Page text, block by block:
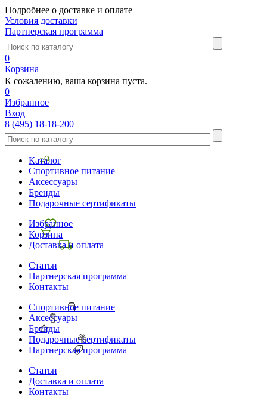
Подробнее о доставке и оплате
Условия доставки
Партнерская программа
0
Корзина
К сожалению, ваша корзина пуста.
0
Избранное
Вход
8 (495) 18-18-200
Каталог
Спортивное питание
Аксессуары
Бренды
Подарочные сертификаты
Избранное
Корзина
Доставка и оплата
Статьи
Партнерская программа
Контакты
Спортивное питание
Аксессуары
Бренды
Подарочные сертификаты
Партнерская программа
Статьи
Доставка и оплата
Контакты